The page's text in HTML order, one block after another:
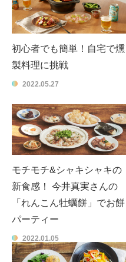
初心者でも簡単！自宅で燻
製料理に挑戦
2022.05.27
モチモチ&シャキシャキの
新食感！ 今井真実さんの
「れんこん牡蠣餅」でお餅
パーティー
2022.01.05